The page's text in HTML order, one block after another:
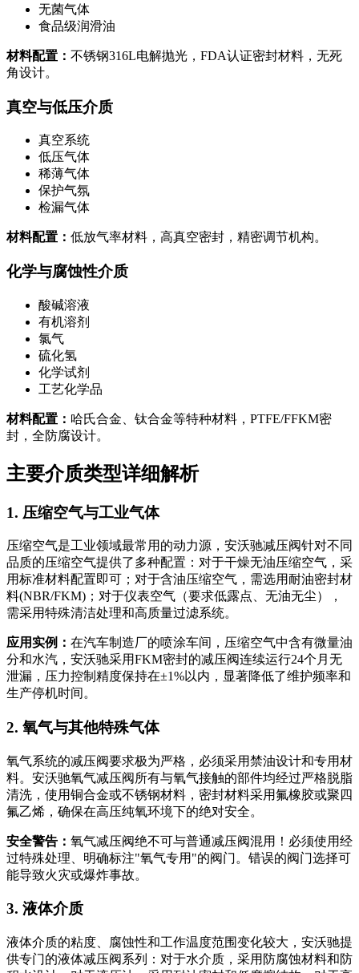
无菌气体
食品级润滑油
材料配置： 不锈钢316L电解抛光，FDA认证密封材料，无死
角设计。
真空与低压介质
真空系统
低压气体
稀薄气体
保护气氛
检漏气体
材料配置： 低放气率材料，高真空密封，精密调节机构。
化学与腐蚀性介质
酸碱溶液
有机溶剂
氯气
硫化氢
化学试剂
工艺化学品
材料配置： 哈氏合金、钛合金等特种材料，PTFE/FFKM密
封，全防腐设计。
主要介质类型详细解析
1. 压缩空气与工业气体
压缩空气是工业领域最常用的动力源，安沃驰减压阀针对不同
品质的压缩空气提供了多种配置：对于干燥无油压缩空气，采
用标准材料配置即可；对于含油压缩空气，需选用耐油密封材
料(NBR/FKM)；对于仪表空气（要求低露点、无油无尘），
需采用特殊清洁处理和高质量过滤系统。
应用实例： 在汽车制造厂的喷涂车间，压缩空气中含有微量油
分和水汽，安沃驰采用FKM密封的减压阀连续运行24个月无
泄漏，压力控制精度保持在±1%以内，显著降低了维护频率和
生产停机时间。
2. 氧气与其他特殊气体
氧气系统的减压阀要求极为严格，必须采用禁油设计和专用材
料。安沃驰氧气减压阀所有与氧气接触的部件均经过严格脱脂
清洗，使用铜合金或不锈钢材料，密封材料采用氟橡胶或聚四
氟乙烯，确保在高压纯氧环境下的绝对安全。
安全警告： 氧气减压阀绝不可与普通减压阀混用！必须使用经
过特殊处理、明确标注"氧气专用"的阀门。错误的阀门选择可
能导致火灾或爆炸事故。
3. 液体介质
液体介质的粘度、腐蚀性和工作温度范围变化较大，安沃驰提
供专门的液体减压阀系列：对于水介质，采用防腐蚀材料和防